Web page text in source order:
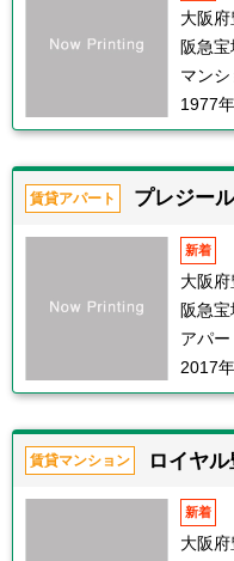
大阪
阪急
マン
1977
賃貸アパート プレジー
新着
大阪
阪急
アパ
2017
賃貸マンション ロイヤ
新着
大阪